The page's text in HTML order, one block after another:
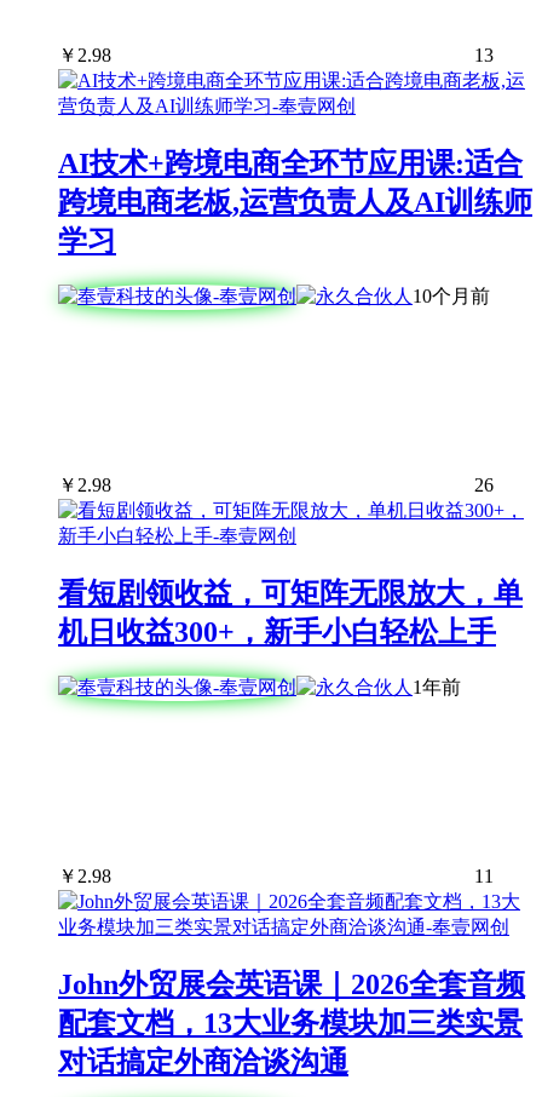
￥ 2.98 13
AI技术+跨境电商全环节应用课:适合
跨境电商老板,运营负责人及AI训练师
学习
10个月前
￥ 2.98 26
看短剧领收益，可矩阵无限放大，单
机日收益300+，新手小白轻松上手
1年前
￥ 2.98 11
John外贸展会英语课｜2026全套音频
配套文档，13大业务模块加三类实景
对话搞定外商洽谈沟通